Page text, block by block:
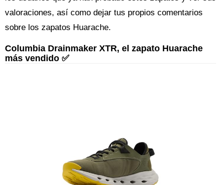
valoraciones, así como dejar tus propios comentarios
sobre los zapatos Huarache.
Columbia Drainmaker XTR, el zapato Huarache
más vendido ✅